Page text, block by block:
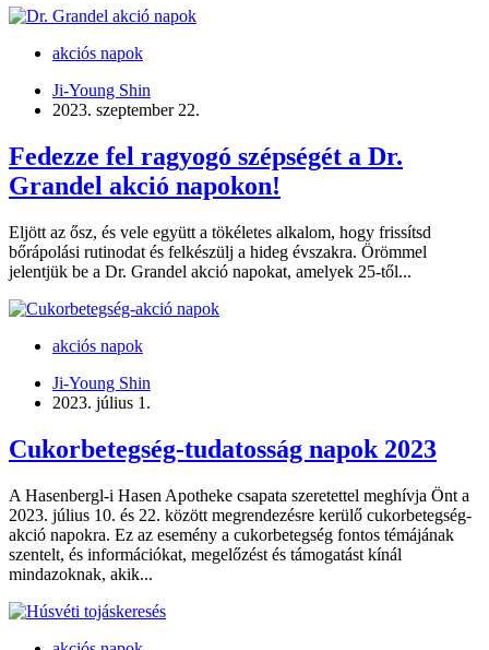
akciós napok
Ji-Young Shin
2023. szeptember 22.
Fedezze fel ragyogó szépségét a Dr.
Grandel akció napokon!
Eljött az ősz, és vele együtt a tökéletes alkalom, hogy frissítsd
bőrápolási rutinodat és felkészülj a hideg évszakra. Örömmel
jelentjük be a Dr. Grandel akció napokat, amelyek 25-től...
akciós napok
Ji-Young Shin
2023. július 1.
Cukorbetegség-tudatosság napok 2023
A Hasenbergl-i Hasen Apotheke csapata szeretettel meghívja Önt a
2023. július 10. és 22. között megrendezésre kerülő cukorbetegség-
akció napokra. Ez az esemény a cukorbetegség fontos témájának
szentelt, és információkat, megelőzést és támogatást kínál
mindazoknak, akik...